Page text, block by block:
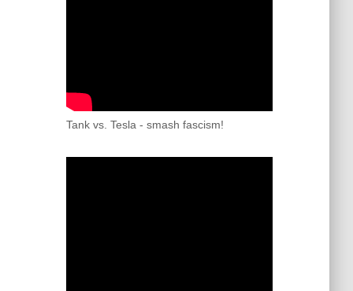
Tank vs. Tesla - smash fascism!